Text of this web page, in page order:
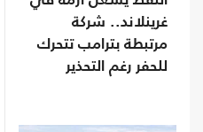
غرينلاند.. شركة
مرتبطة بترامب تتحرك
للحفر رغم التحذير